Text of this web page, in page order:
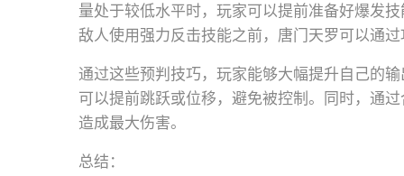
量处于较低水平时，玩家可以提前准备好爆发
敌人使用强力反击技能之前，唐门天罗可以通过
通过这些预判技巧，玩家能够大幅提升自己的
可以提前跳跃或位移，避免被控制。同时，通
造成最大伤害。
总结：